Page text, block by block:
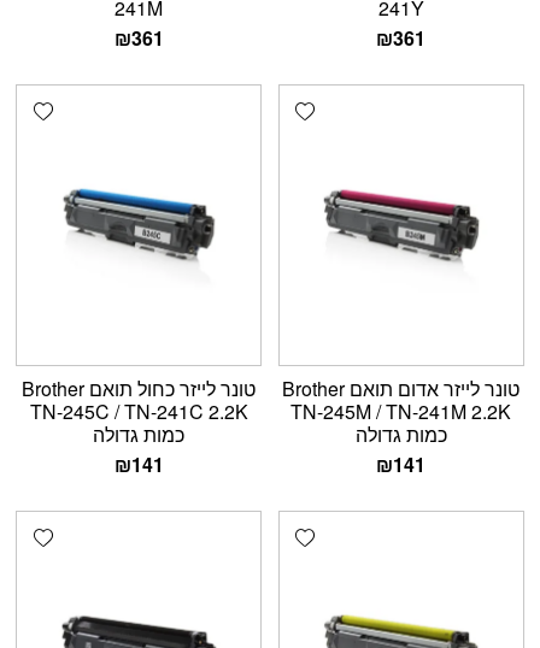
241Y
₪361
241M
₪361
Add wishlist
טונר לייזר אדום תואם Brother
TN-245M / TN-241M 2.2K
כמות גדולה
₪141
טונר לייזר כחול תואם Brother
TN-245C / TN-241C 2.2K
כמות גדולה
₪141
Add wishlist